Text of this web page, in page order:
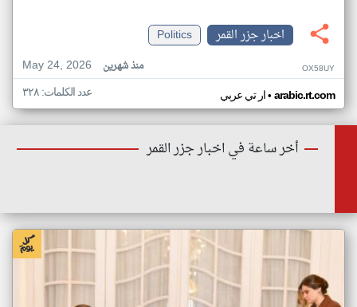
اخبار جزر القمر
Politics
May 24, 2026
منذ شهرين OX58UY
ار تي عربي• arabic.rt.com عدد الكلمات: ٣٢٨
أخر ساعة في اخبار جزر القمر